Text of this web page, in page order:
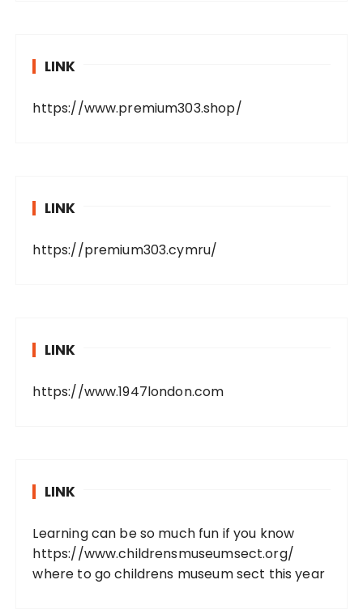
LINK
https://www.premium303.shop/
LINK
https://premium303.cymru/
LINK
https://www.1947london.com
LINK
Learning can be so much fun if you know
https://www.childrensmuseumsect.org/
where to go childrens museum sect this year